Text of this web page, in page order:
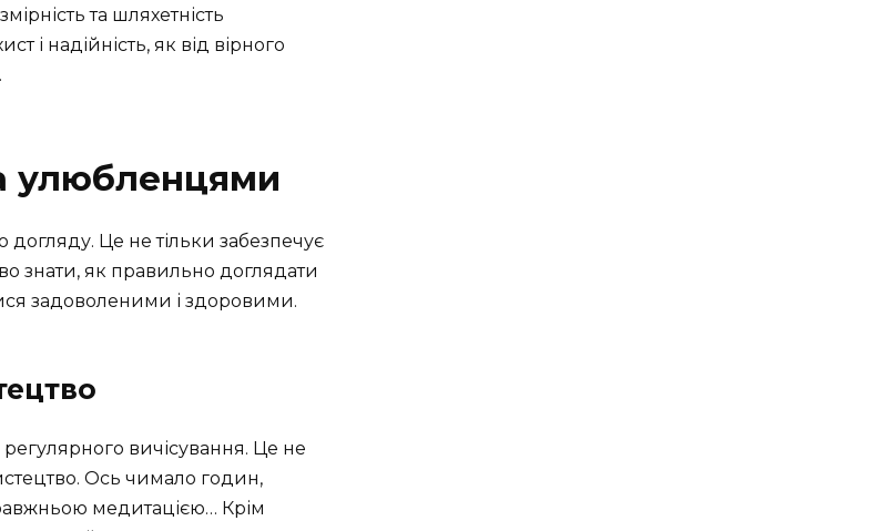
та шляхетність
і надійність, як від вірного
улюбленцями
Це не тільки забезпечує
знати, як правильно доглядати
задоволеними і здоровими.
вичісування. Це не
Ось чимало годин,
медитацією… Крім